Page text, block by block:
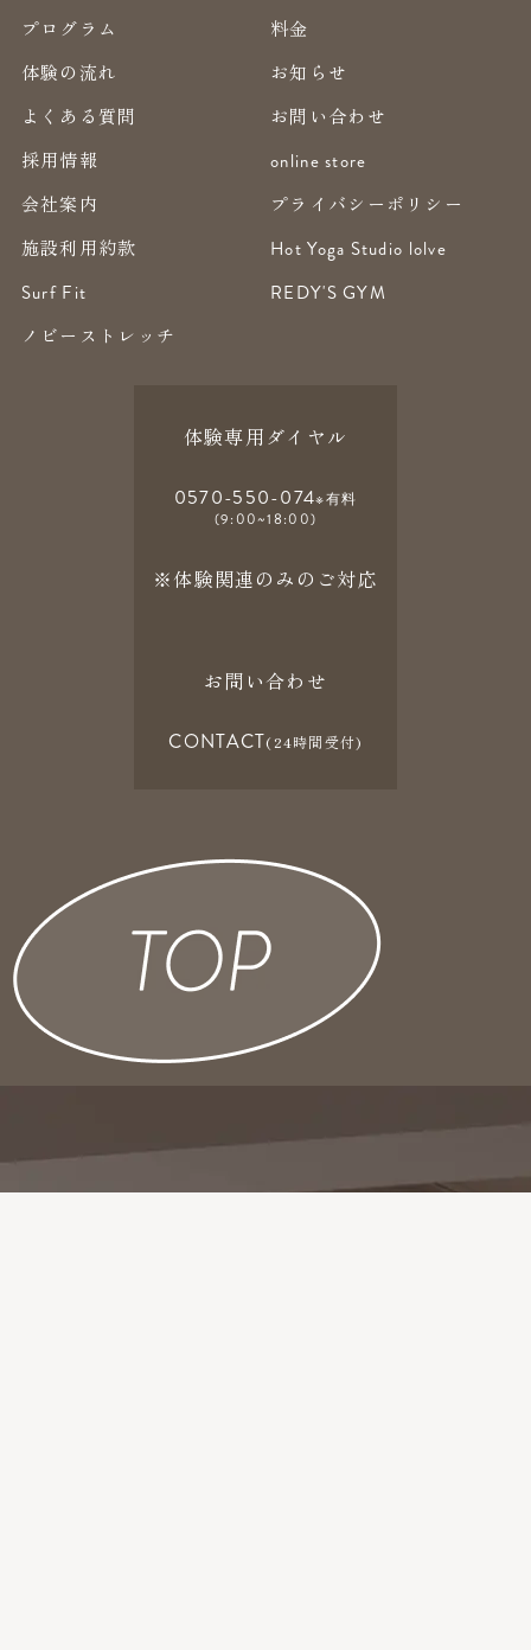
プログラム
料金
体験の流れ
お知らせ
よくある質問
お問い合わせ
採用情報
online store
会社案内
プライバシーポリシー
施設利用約款
Hot Yoga Studio lolve
Surf Fit
REDY'S GYM
ノビーストレッチ
体験専用ダイヤル
0570-550-074※有料
(9:00~18:00)
※体験関連のみのご対応
お問い合わせ
CONTACT(24時間受付)